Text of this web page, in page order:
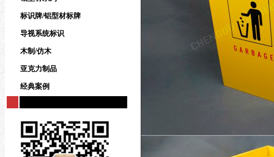
标识牌/铝型材标牌
导视系统标识
木制/仿木
亚克力制品
经典案例